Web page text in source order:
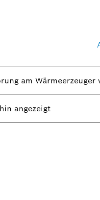
am Wärmeerzeuger
angezeigt